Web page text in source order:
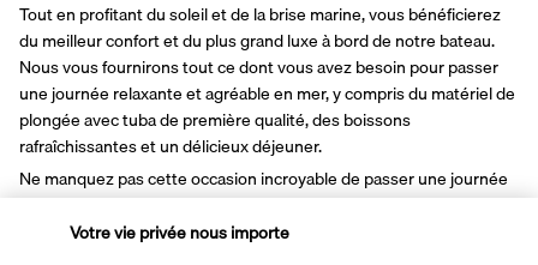
Tout en profitant du soleil et de la brise marine, vous bénéficierez
du meilleur confort et du plus grand luxe à bord de notre bateau.
Nous vous fournirons tout ce dont vous avez besoin pour passer
une journée relaxante et agréable en mer, y compris du matériel de
plongée avec tuba de première qualité, des boissons
rafraîchissantes et un délicieux déjeuner.
Ne manquez pas cette occasion incroyable de passer une journée
en mer et de créer des souvenirs qui dureront toute une vie !
A noter :Votre vie privée nous importe